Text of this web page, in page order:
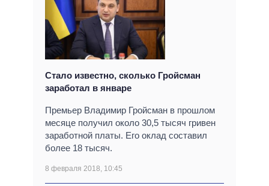
Стало известно, сколько Гройсман
заработал в январе
Премьер Владимир Гройсман в прошлом
месяце получил около 30,5 тысяч гривен
заработной платы. Его оклад составил
более 18 тысяч.
8 февраля 2018, 10:45